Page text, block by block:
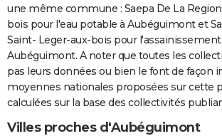
une même commune : Saepa De La
bois pour l'eau potable à Aubéguimont et
Saint- Leger-aux-bois pour
Aubéguimont. A noter que toutes les
pas leurs données ou bien le font de façon
moyennes nationales proposées sur cette
calculées sur la base des collectivités
Villes proches d'Aubéguimont